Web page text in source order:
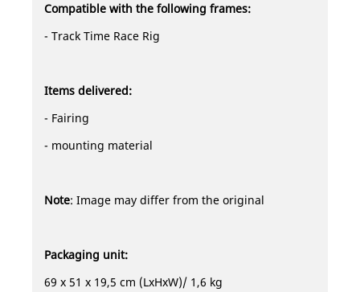
Compatible with the following frames:
- Track Time Race Rig
Items delivered:
- Fairing
- mounting material
Note: Image may differ from the original
Packaging unit:
69 x 51 x 19,5 cm (LxHxW)/ 1,6 kg